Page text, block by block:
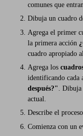
comunes que
Dibuja un cuadro
Agrega el primer
la primera acción
cuadro apropiado
Agrega los
identificando cada
después?" .
actual.
Describe el
Comienza con un